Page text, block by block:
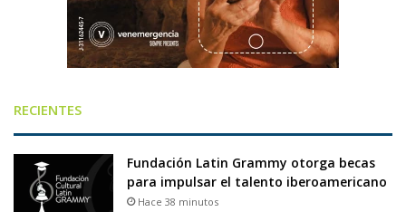
RECIENTES
Fundación Latin Grammy otorga becas
para impulsar el talento iberoamericano
Hace 38 minutos